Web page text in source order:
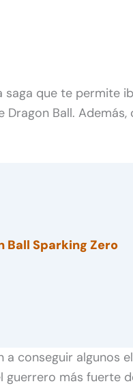
saga que te permite
Dragon Ball.
Ball Sparking Zero
a conseguir algunos
guerrero más fuerte